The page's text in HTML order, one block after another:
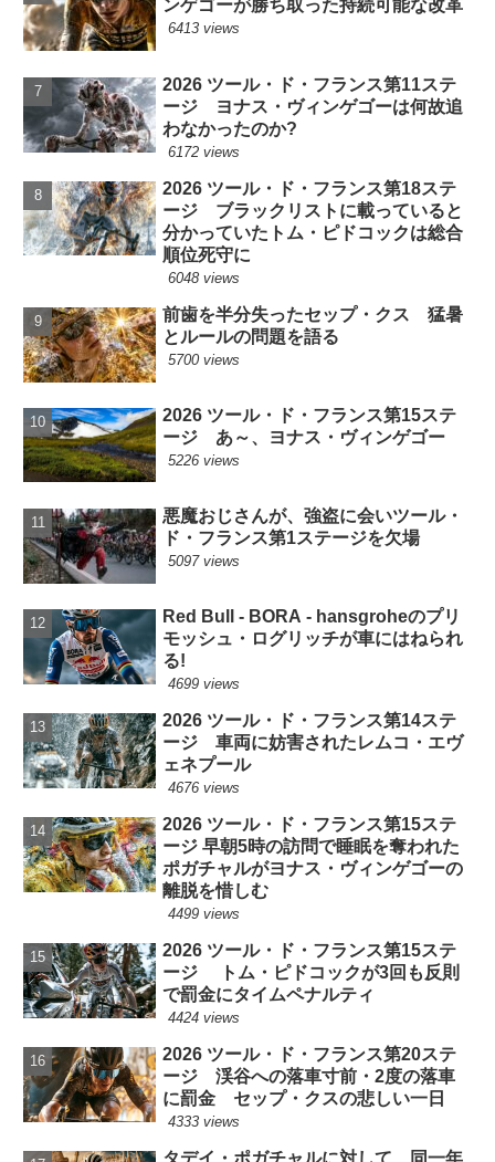
ンゲゴーが勝ち取った持続可能な改革
6413 views
2026 ツール・ド・フランス第11ステ
ージ ヨナス・ヴィンゲゴーは何故追
わなかったのか?
6172 views
2026 ツール・ド・フランス第18ステ
ージ ブラックリストに載っていると
分かっていたトム・ピドコックは総合
順位死守に
6048 views
前歯を半分失ったセップ・クス 猛暑
とルールの問題を語る
5700 views
2026 ツール・ド・フランス第15ステ
ージ あ～、ヨナス・ヴィンゲゴー
5226 views
悪魔おじさんが、強盗に会いツール・
ド・フランス第1ステージを欠場
5097 views
Red Bull - BORA - hansgroheのプリ
モッシュ・ログリッチが車にはねられ
る!
4699 views
2026 ツール・ド・フランス第14ステ
ージ 車両に妨害されたレムコ・エヴ
ェネプール
4676 views
2026 ツール・ド・フランス第15ステ
ージ 早朝5時の訪問で睡眠を奪われた
ポガチャルがヨナス・ヴィンゲゴーの
離脱を惜しむ
4499 views
2026 ツール・ド・フランス第15ステ
ージ トム・ピドコックが3回も反則
で罰金にタイムペナルティ
4424 views
2026 ツール・ド・フランス第20ステ
ージ 渓谷への落車寸前・2度の落車
に罰金 セップ・クスの悲しい一日
4333 views